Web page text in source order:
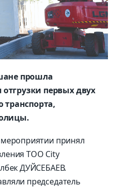
прошла
первых двух
транспорта,
мероприятии принял
ТОО City
ДУЙСЕБАЕВ.
председатель